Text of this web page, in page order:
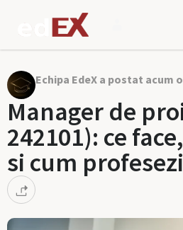
Echipa EdeX a postat acum
Manager de
242101): ce
si cum profesezi